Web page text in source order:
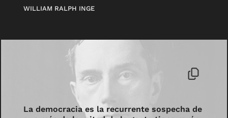
WILLIAM RALPH INGE
La democracia es la recurrente sospecha de